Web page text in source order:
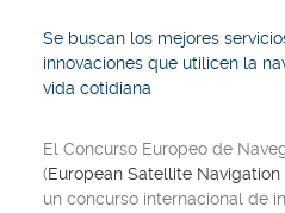
Se buscan los mejores
innovaciones que utilicen la
vida cotidiana
El Concurso Europeo de
(European Satellite
un concurso internacional de